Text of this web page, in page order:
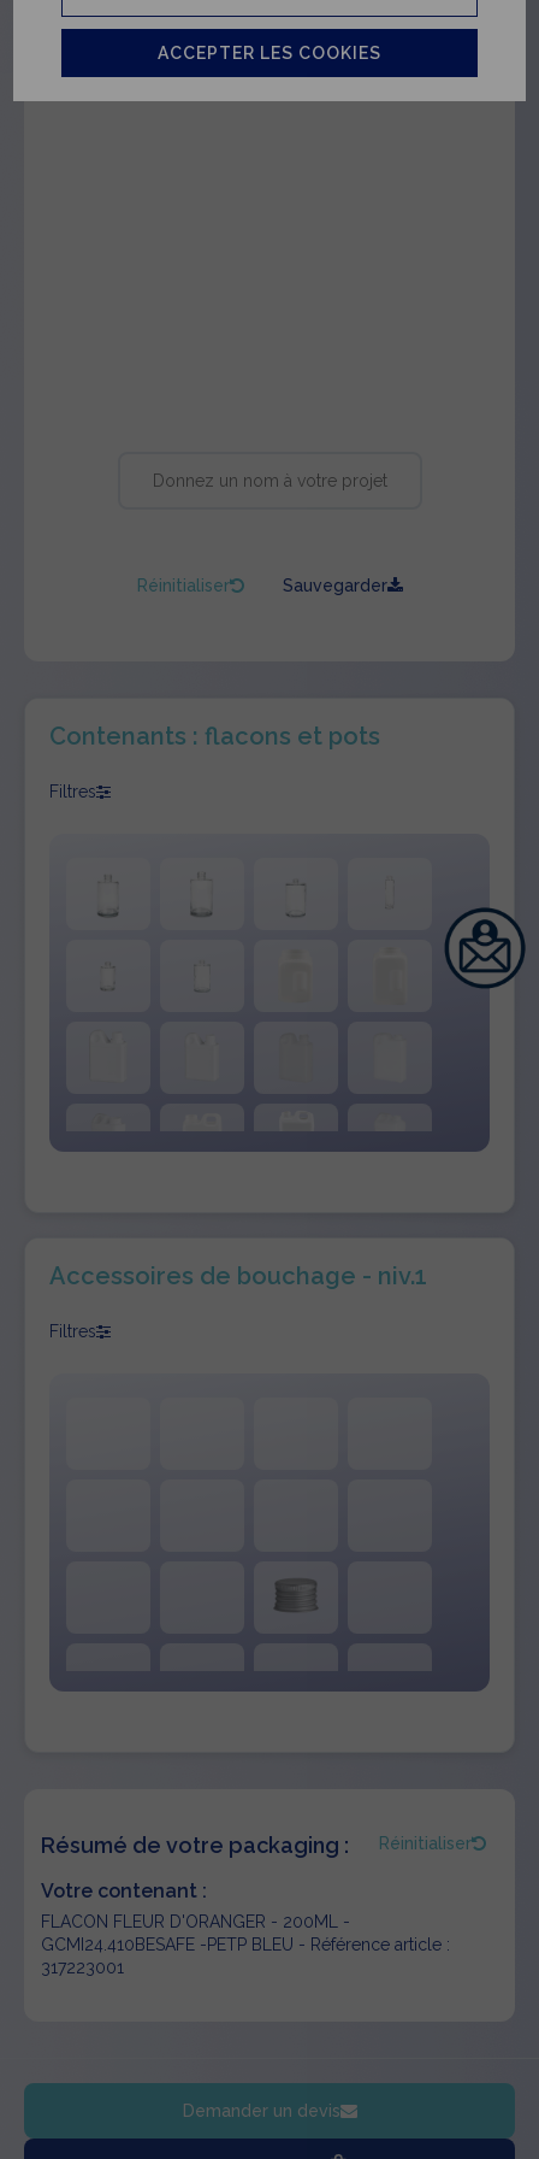
Réinitialiser Sauvegarder
Contenants : flacons et pots
Filtres
Accessoires de bouchage - niv.1
Filtres
Réinitialiser
Résumé de votre packaging :
Votre contenant :
FLACON FLEUR D'ORANGER - 200ML -
GCMI24.410BESAFE -PETP BLEU - Référence article :
317223001
Demander un devis
ACCEPTER LES COOKIES